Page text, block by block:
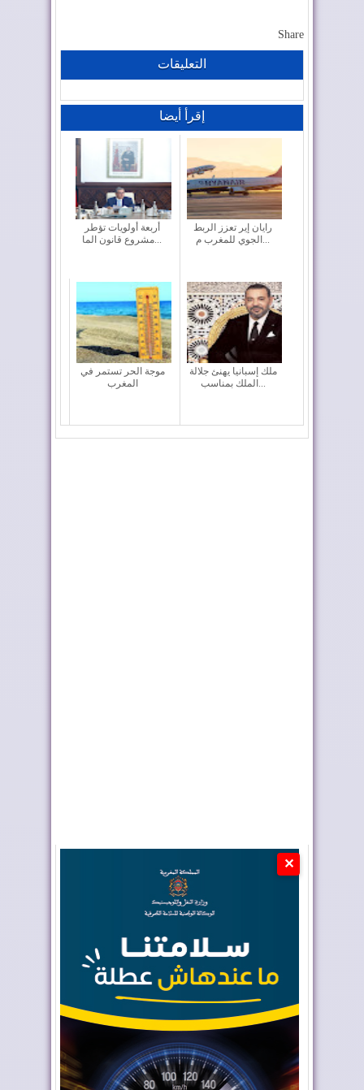
Share
التعليقات
إقرأ أيضا
أربعة أولويات تؤطر
مشروع قانون الما...
رايان إير تعزز الربط
الجوي للمغرب م...
موجة الحر تستمر في
المغرب
ملك إسبانيا يهنئ جلالة
الملك بمناسب...
✕